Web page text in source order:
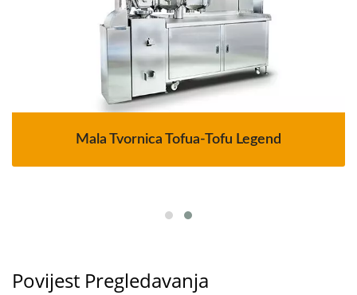
Mala Tvornica Tofua-Tofu Legend
Povijest Pregledavanja